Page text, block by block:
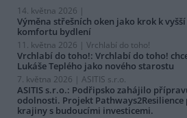
14. května 2026 |
Výměna střešních oken jako krok k
komfortu bydlení
11. května 2026 | Vrchlabí do toho!
Vrchlabí do toho!: Vrchlabí do toho!
Lukáše Teplého jako nového starostu
7. května 2026 | ASITIS s.r.o.
ASITIS s.r.o.: Podřipsko zahájilo
odolnosti. Projekt
krajiny s budoucími investicemi.